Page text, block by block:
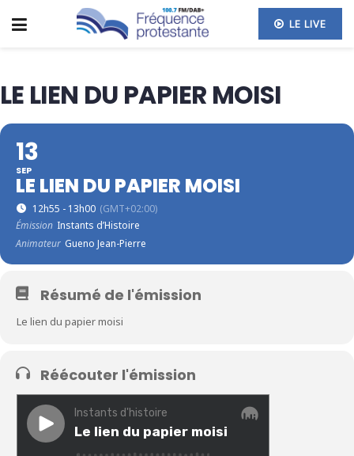
LE LIVE
LE LIEN DU PAPIER MOISI
13
SEP
LE LIEN DU PAPIER MOISI
12h55 - 13h00 (GMT+02:00)
Émission Instants d’Histoire
Animateur Gueno Jean-Pierre
Résumé de l'émission
Le lien du papier moisi
Réécouter l'émission